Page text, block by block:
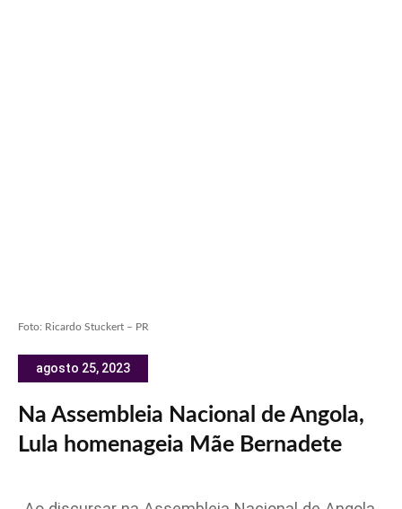
Foto: Ricardo Stuckert – PR
agosto 25, 2023
Na Assembleia Nacional de Angola,
Lula homenageia Mãe Bernadete